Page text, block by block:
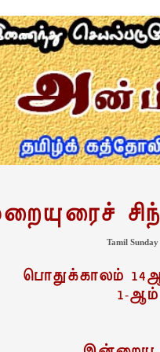
Tamil
பொதுக்காலம்
1-